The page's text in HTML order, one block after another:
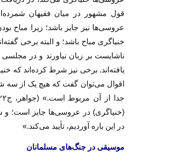
قول مشهور در میان فقیهان
عروسی‌ها نیز جایز باشد؛ زیرا مباح
خنیاگری مباح باشد؛ و البته برخی
ناشایست بر زبان نیاورند و در مجلسی
یافته‌اند. برخی نیز شرط کرده‌اند که
اقوال می‌توان گفت که هیچ یک از سه
(خنیاگری) در عروسی‌ها جایز است؛ و
در این باره آوردیم، تأیید می‌کند.»
موسیقی در جنگ‌های مسلمانان